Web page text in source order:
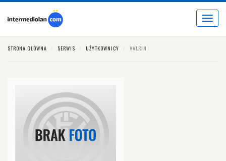
Toggle
STRONA GŁÓWNA SERWIS UŻYTKOWNICY VALRIN